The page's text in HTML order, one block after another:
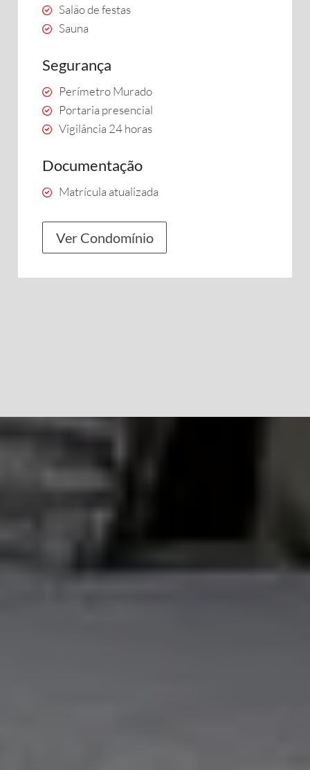
Salão de festas
Sauna
Segurança
Perímetro Murado
Portaria presencial
Vigilância 24 horas
Documentação
Matrícula atualizada
Ver Condomínio